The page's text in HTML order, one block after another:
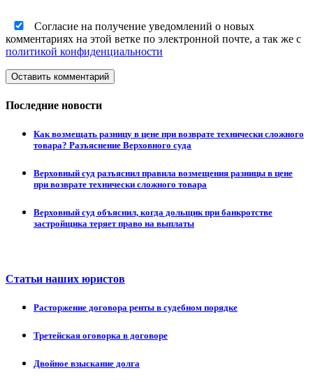
Согласие на получение уведомлений о новых
комментариях на этой ветке по электронной почте, а так же с
политикой конфиденциальности
Оставить комментарий
Последние новости
Как возмещать разницу в цене при возврате технически сложного
товара? Разъяснение Верховного суда
Верховный суд разъяснил правила возмещения разницы в цене
при возврате технически сложного товара
Верховный суд объяснил, когда дольщик при банкротстве
застройщика теряет право на выплаты
Статьи наших юристов
Расторжение договора ренты в судебном порядке
Третейская оговорка в договоре
Двойное взыскание долга